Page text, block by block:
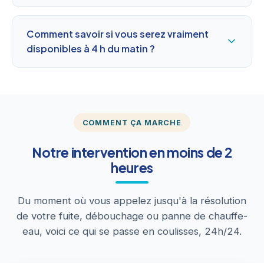
Comment savoir si vous serez vraiment
disponibles à 4 h du matin ?
COMMENT ÇA MARCHE
Notre intervention en moins de 2
heures
Du moment où vous appelez jusqu'à la résolution
de votre fuite, débouchage ou panne de chauffe-
eau, voici ce qui se passe en coulisses, 24h/24.